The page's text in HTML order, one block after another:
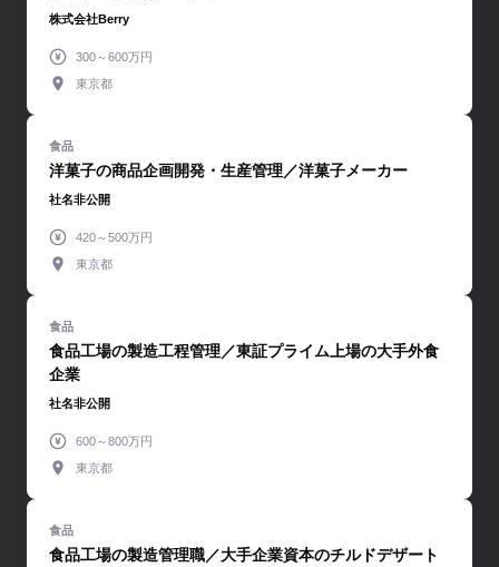
株式会社Berry
300～600万円
東京都
洋菓子の商品企画開発・生産管理／洋菓子メーカー
社名非公開
420～500万円
東京都
食品工場の製造工程管理／東証プライム上場の大手外食
企業
社名非公開
600～800万円
東京都
食品工場の製造管理職／大手企業資本のチルドデザート